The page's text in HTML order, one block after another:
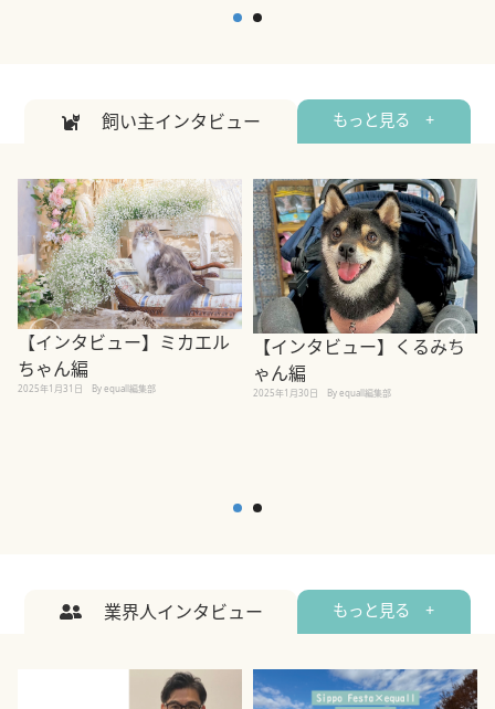
飼い主インタビュー もっと見る +
【インタビュー】ミカエル
ちゃん編
2025年1月31日 By equall編集部
【インタビュー】くるみち
ゃん編
2025年1月30日 By equall編集部
業界人インタビュー もっと見る +